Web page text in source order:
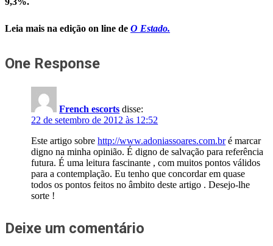
Leia mais na edição on line de O Estado.
One Response
French escorts disse:
22 de setembro de 2012 às 12:52
Este artigo sobrehttp://www.adoniassoares.com.bré marcar
digno na minha opinião. É digno de salvação para referência
futura. É uma leitura fascinante , com muitos pontos válidos
para a contemplação. Eu tenho que concordar em quase
todos os pontos feitos no âmbito deste artigo . Desejo-lhe
sorte !
Deixe um comentário